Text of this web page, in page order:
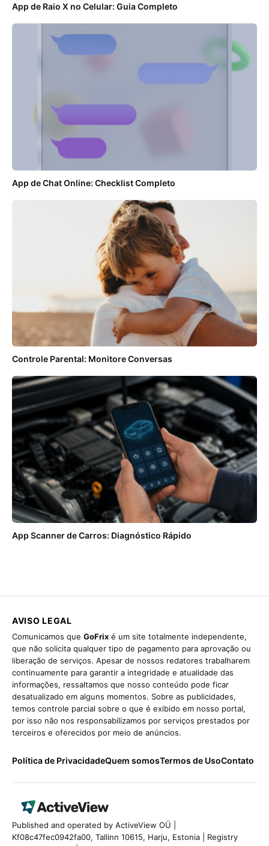
App de Raio X no Celular: Guia Completo
App de Chat Online: Checklist Completo
Controle Parental: Monitore Conversas
App Scanner de Carros: Diagnóstico Rápido
AVISO LEGAL
Comunicamos que GoFrix é um site totalmente independente,
que não solicita qualquer tipo de pagamento para aprovação ou
liberação de serviços. Apesar de nossos redatores trabalharem
continuamente para garantir a integridade e atualidade das
informações, ressaltamos que nosso conteúdo pode ficar
desatualizado em alguns momentos. Sobre as publicidades,
temos controle parcial sobre o que é exibido em nosso portal,
por isso não nos responsabilizamos por serviços prestados por
terceiros e oferecidos por meio de anúncios.
Política de PrivacidadeQuem somosTermos de UsoContato
Published and operated by ActiveView OÜ |
Kf08c47fec0942fa00, Tallinn 10615, Harju, Estonia | Registry